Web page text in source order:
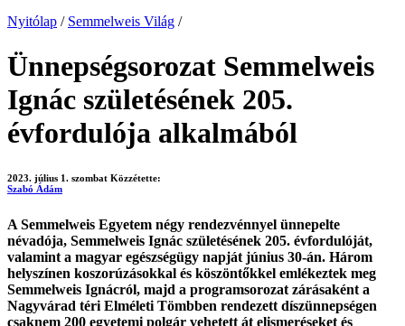
Nyitólap / Semmelweis Világ /
Ünnepségsorozat Semmelweis
Ignác születésének 205.
évfordulója alkalmából
2023. július 1. szombat Közzétette:
Szabó Ádám
A Semmelweis Egyetem négy rendezvénnyel ünnepelte
névadója, Semmelweis Ignác születésének 205. évfordulóját,
valamint a magyar egészségügy napját június 30-án. Három
helyszínen koszorúzásokkal és köszöntőkkel emlékeztek meg
Semmelweis Ignácról, majd a programsorozat zárásaként a
Nagyvárad téri Elméleti Tömbben rendezett díszünnepségen
csaknem 200 egyetemi polgár vehetett át elismeréseket és